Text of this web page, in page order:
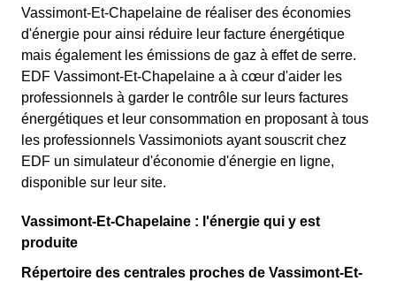
Vassimont-Et-Chapelaine de réaliser des économies
d'énergie pour ainsi réduire leur facture énergétique
mais également les émissions de gaz à effet de serre.
EDF Vassimont-Et-Chapelaine a à cœur d'aider les
professionnels à garder le contrôle sur leurs factures
énergétiques et leur consommation en proposant à tous
les professionnels Vassimoniots ayant souscrit chez
EDF un simulateur d'économie d'énergie en ligne,
disponible sur leur site.
Vassimont-Et-Chapelaine : l'énergie qui y est
produite
Répertoire des centrales proches de Vassimont-Et-